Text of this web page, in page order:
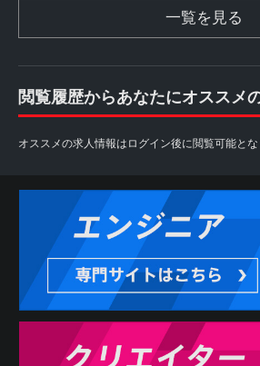
一覧を見る
閲覧履歴からあなたにオススメ
オススメの求人情報はログイン後に閲覧可能と